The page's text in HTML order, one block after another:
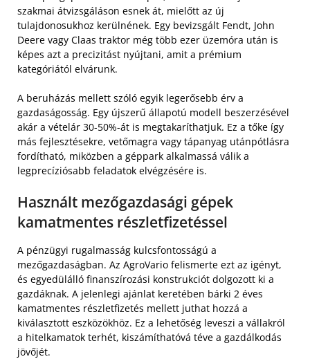
szakmai átvizsgáláson esnek át, mielőtt az új
tulajdonosukhoz kerülnének. Egy bevizsgált Fendt, John
Deere vagy Claas traktor még több ezer üzemóra után is
képes azt a precizitást nyújtani, amit a prémium
kategóriától elvárunk.
A beruházás mellett szóló egyik legerősebb érv a
gazdaságosság. Egy újszerű állapotú modell beszerzésével
akár a vételár 30-50%-át is megtakaríthatjuk. Ez a tőke így
más fejlesztésekre, vetőmagra vagy tápanyag utánpótlásra
fordítható, miközben a géppark alkalmassá válik a
legprecíziósabb feladatok elvégzésére is.
Használt mezőgazdasági gépek
kamatmentes részletfizetéssel
A pénzügyi rugalmasság kulcsfontosságú a
mezőgazdaságban. Az AgroVario felismerte ezt az igényt,
és egyedülálló finanszírozási konstrukciót dolgozott ki a
gazdáknak. A jelenlegi ajánlat keretében bárki 2 éves
kamatmentes részletfizetés mellett juthat hozzá a
kiválasztott eszközökhöz. Ez a lehetőség leveszi a vállakról
a hitelkamatok terhét, kiszámíthatóvá téve a gazdálkodás
jövőjét.